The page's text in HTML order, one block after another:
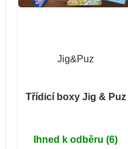
Jig&Puz
Třídicí boxy Jig & Puz
Ihned k odběru (6)